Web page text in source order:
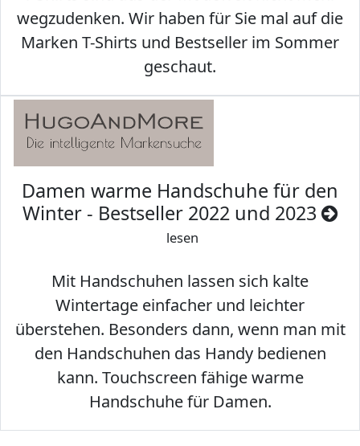
wegzudenken. Wir haben für Sie mal auf die
Marken T-Shirts und Bestseller im Sommer
geschaut.
Damen warme Handschuhe für den
Winter - Bestseller 2022 und 2023
lesen
Mit Handschuhen lassen sich kalte
Wintertage einfacher und leichter
überstehen. Besonders dann, wenn man mit
den Handschuhen das Handy bedienen
kann. Touchscreen fähige warme
Handschuhe für Damen.